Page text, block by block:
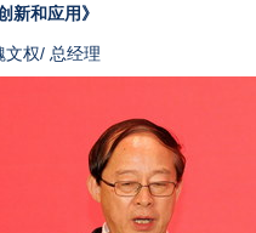
新和应用》
文权/ 总经理